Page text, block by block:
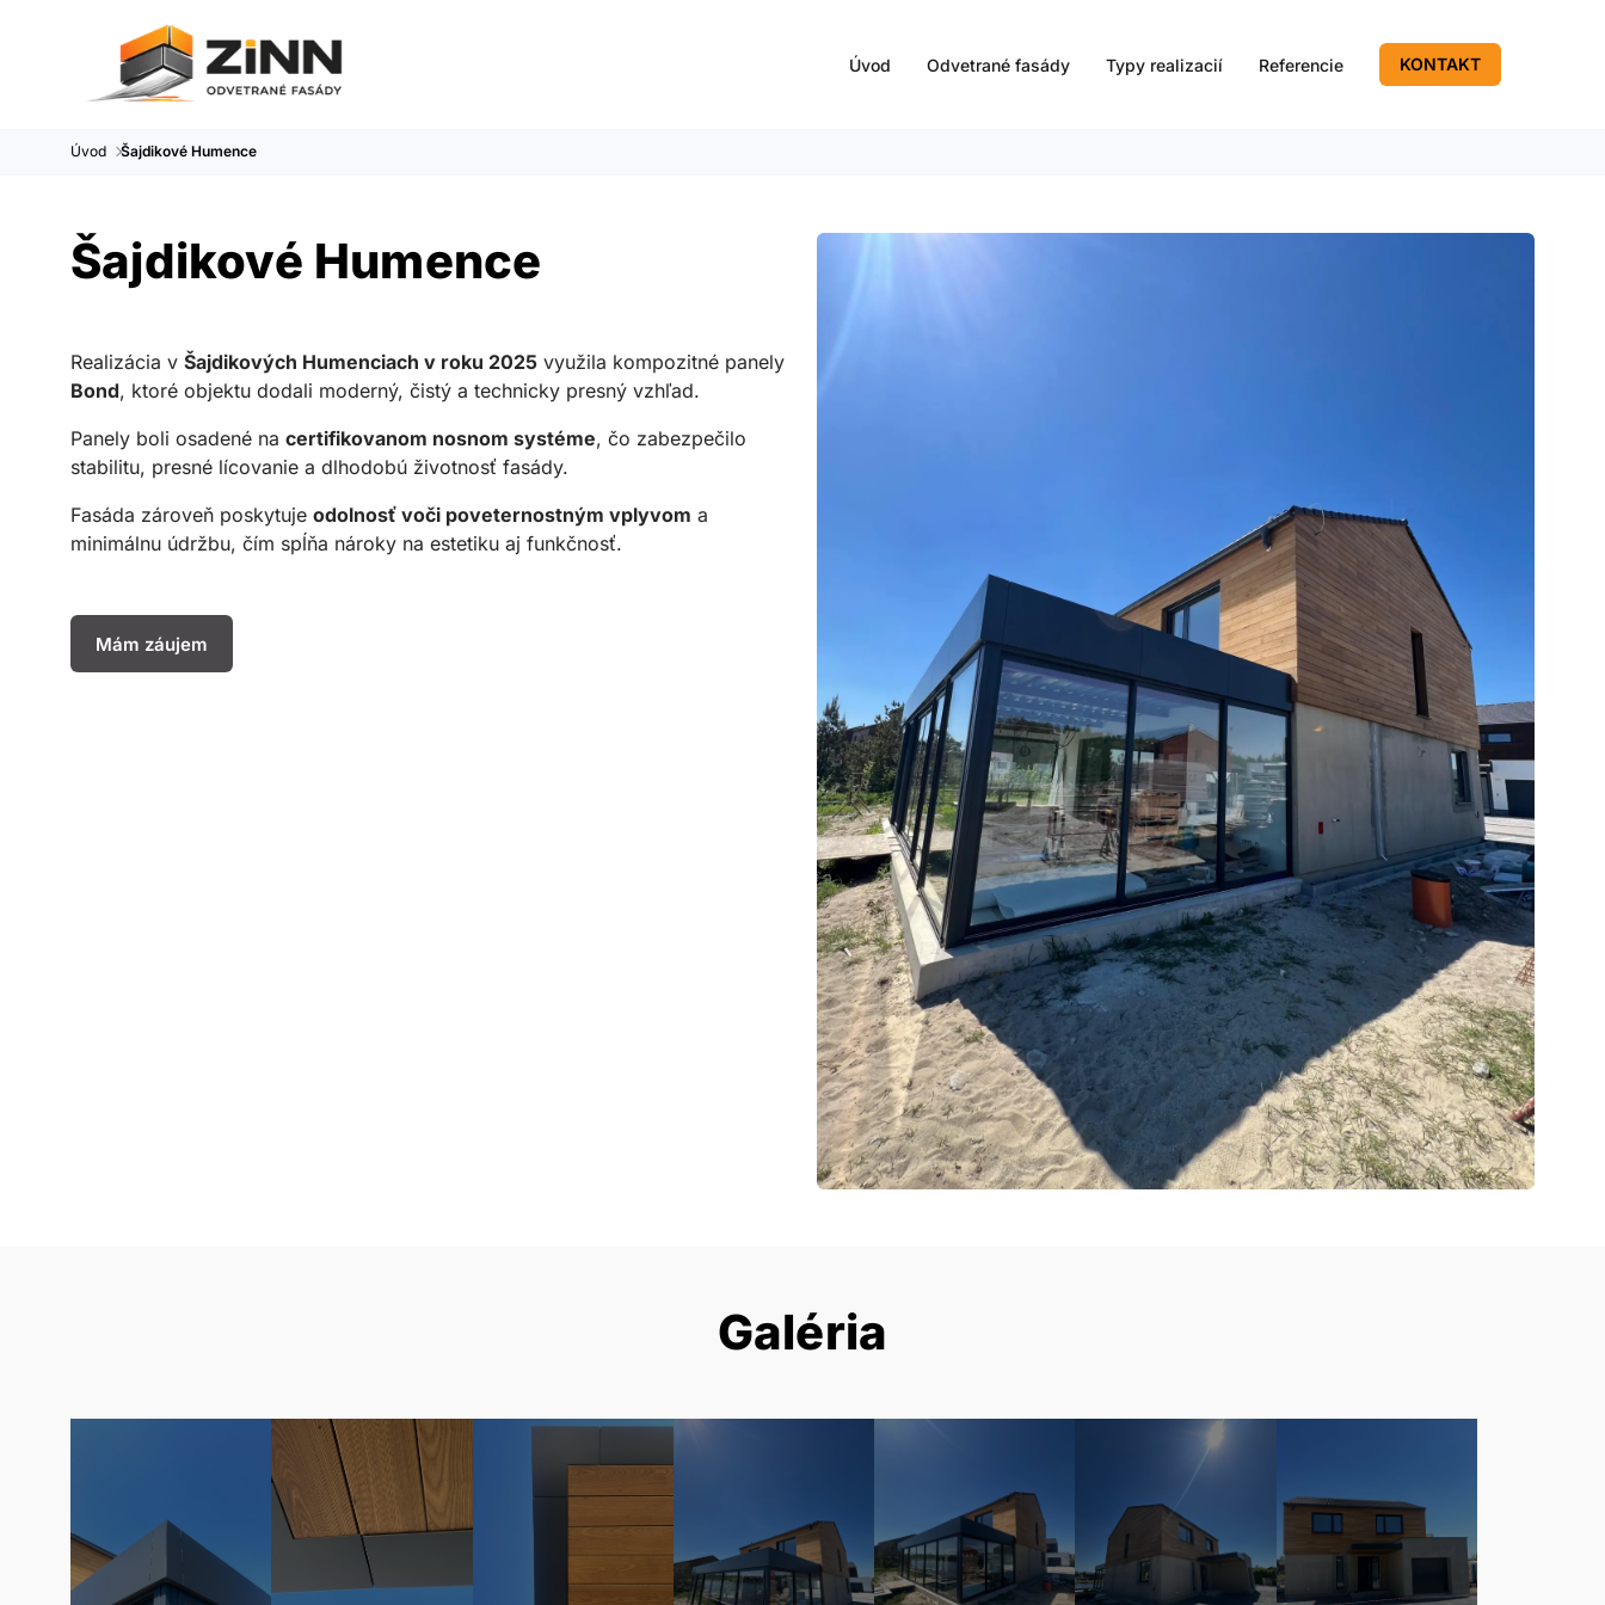
Úvod Odvetrané fasády Typy realizacií Referencie KONTAKT
Úvod Šajdikové Humence
Šajdikové Humence
Realizácia v Šajdikových Humenciach v roku 2025 využila kompozitné panely
Bond, ktoré objektu dodali moderný, čistý a technicky presný vzhľad.
Panely boli osadené na certifikovanom nosnom systéme, čo zabezpečilo
stabilitu, presné lícovanie a dlhodobú životnosť fasády.
Fasáda zároveň poskytuje odolnosť voči poveternostným vplyvom a
minimálnu údržbu, čím spĺňa nároky na estetiku aj funkčnosť.
Mám záujem
Galéria